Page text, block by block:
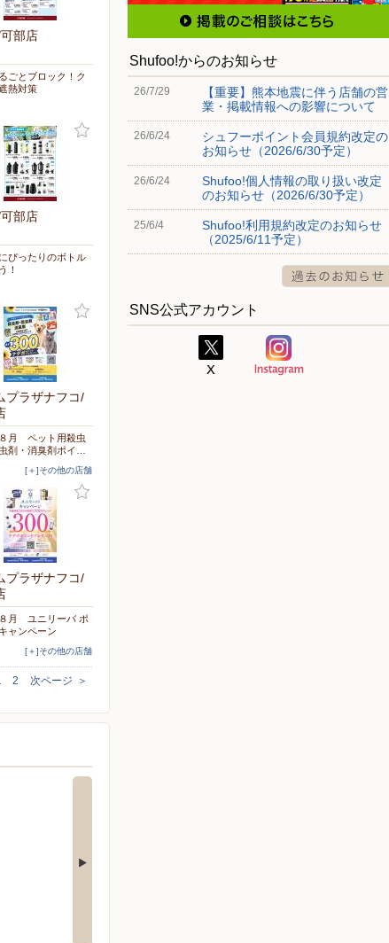
部店
ごとブロック！ク
熱対策
部店
ぴったりのボトル
！
プラザナフコ/
月 ペット用殺虫
剤・消臭剤ポイ…
[＋]その他の店舗
プラザナフコ/
月 ユニリーバ ポ
ャンペーン
[＋]その他の店舗
2 次ページ ＞
Shufoo!からのお知らせ
26/7/29
【重要】熊本地震に伴う店舗の営
業・掲載情報への影響について
26/6/24
シュフーポイント会員規約改定の
お知らせ（2026/6/30予定）
26/6/24
Shufoo!個人情報の取り扱い改定
のお知らせ（2026/6/30予定）
25/6/4
Shufoo!利用規約改定のお知らせ
（2025/6/11予定）
SNS公式アカウント